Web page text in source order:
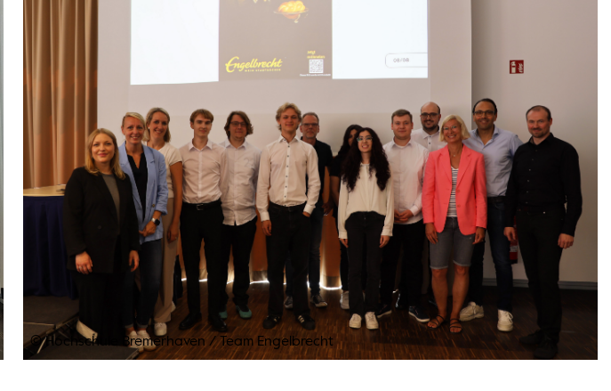
© Hochschule Bremerhaven/Team Engelbrecht